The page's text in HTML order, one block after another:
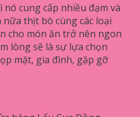
cung cấp nhiều đạm và
thịt bò cùng các loại
cho món ăn trở nên ngon
lòng sẽ là sự lựa chọn
mặt, gia đình, gặp gỡ